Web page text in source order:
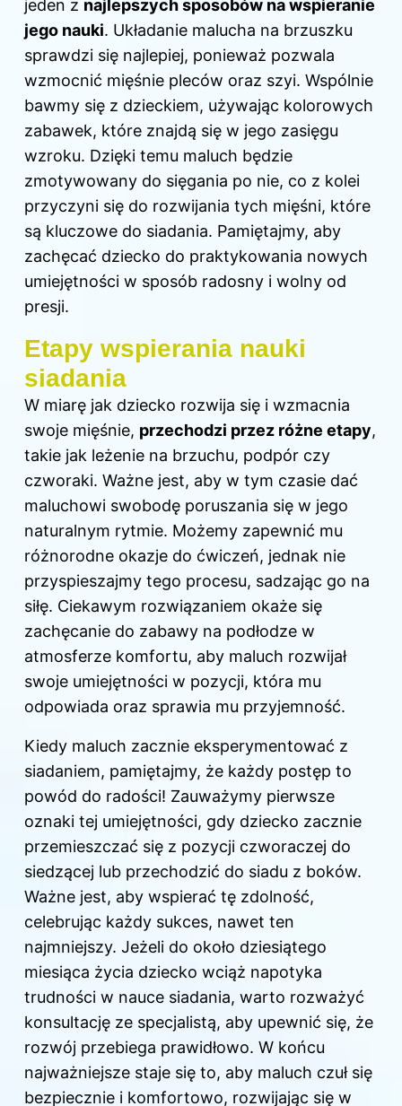
jeden z najlepszych sposobów na wspieranie
jego nauki. Układanie malucha na brzuszku
sprawdzi się najlepiej, ponieważ pozwala
wzmocnić mięśnie pleców oraz szyi. Wspólnie
bawmy się z dzieckiem, używając kolorowych
zabawek, które znajdą się w jego zasięgu
wzroku. Dzięki temu maluch będzie
zmotywowany do sięgania po nie, co z kolei
przyczyni się do rozwijania tych mięśni, które
są kluczowe do siadania. Pamiętajmy, aby
zachęcać dziecko do praktykowania nowych
umiejętności w sposób radosny i wolny od
presji.
Etapy wspierania nauki
siadania
W miarę jak dziecko rozwija się i wzmacnia
swoje mięśnie, przechodzi przez różne etapy,
takie jak leżenie na brzuchu, podpór czy
czworaki. Ważne jest, aby w tym czasie dać
maluchowi swobodę poruszania się w jego
naturalnym rytmie. Możemy zapewnić mu
różnorodne okazje do ćwiczeń, jednak nie
przyspieszajmy tego procesu, sadzając go na
siłę. Ciekawym rozwiązaniem okaże się
zachęcanie do zabawy na podłodze w
atmosferze komfortu, aby maluch rozwijał
swoje umiejętności w pozycji, która mu
odpowiada oraz sprawia mu przyjemność.
Kiedy maluch zacznie eksperymentować z
siadaniem, pamiętajmy, że każdy postęp to
powód do radości! Zauważymy pierwsze
oznaki tej umiejętności, gdy dziecko zacznie
przemieszczać się z pozycji czworaczej do
siedzącej lub przechodzić do siadu z boków.
Ważne jest, aby wspierać tę zdolność,
celebrując każdy sukces, nawet ten
najmniejszy. Jeżeli do około dziesiątego
miesiąca życia dziecko wciąż napotyka
trudności w nauce siadania, warto rozważyć
konsultację ze specjalistą, aby upewnić się, że
rozwój przebiega prawidłowo. W końcu
najważniejsze staje się to, aby maluch czuł się
bezpiecznie i komfortowo, rozwijając się w